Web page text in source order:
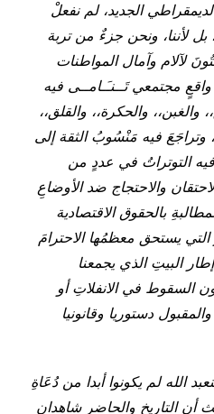
الجديد، لم نفعلْ
لأننا، ونحن جزءٌ من تربة
لآلام وآمال المواطنات
مجتمعي تَــنـَـامــى فيه
والغبن،، والحكرة،، والقلق،،
وتراجَعَ فيه مَنْسُوبُ الثقة إلى
التوتراتُ في عددٍ من
والاحتجاج ضد الأوضاعِ
بالحقوق الاقتصادية
التي يستحق معظمُها الاحترامَ
البيتِ الذي يجمعنا
السقوط في الانفلاتِ أو
دستوريا وقانونيا
الله لم يكونوا أبدا من دُعَاةِ
أن التاريخ والحاضر شاهدان